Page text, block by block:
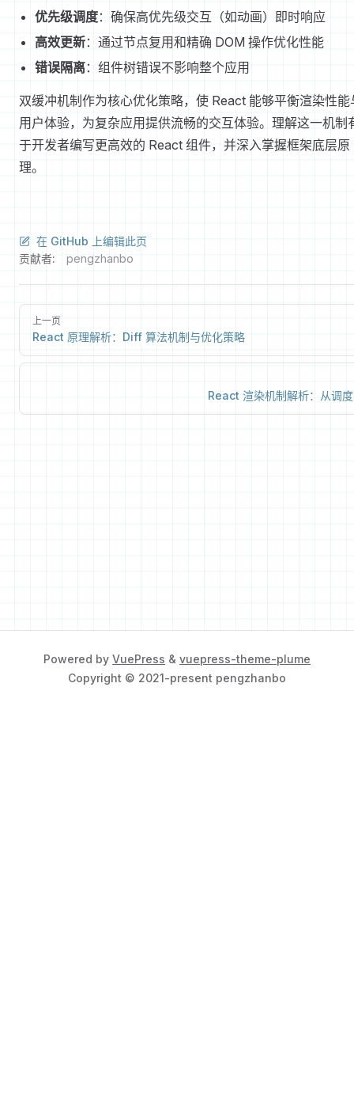
优先级调度：确保高优先级交互（如动画）即时响应
高效更新：通过节点复用和精确 DOM 操作优化性能
错误隔离：组件树错误不影响整个应用
双缓冲机制作为核心优化策略，使 React 能够平衡渲染性能
用户体验，为复杂应用提供流畅的交互体验。理解这一机制
于开发者编写更高效的 React 组件，并深入掌握框架底层原
理。
在 GitHub 上编辑此页
贡献者:
pengzhanbo
上一页
React 原理解析：Diff 算法机制与优化策略
React 渲染机制解析：从调
Powered by VuePress & vuepress-theme-plume
Copyright © 2021-present pengzhanbo